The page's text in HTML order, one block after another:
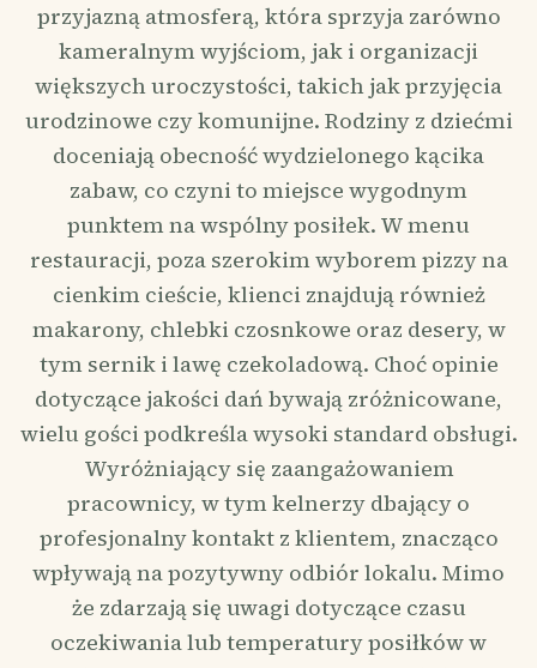
przyjazną atmosferą, która sprzyja zarówno
kameralnym wyjściom, jak i organizacji
większych uroczystości, takich jak przyjęcia
urodzinowe czy komunijne. Rodziny z dziećmi
doceniają obecność wydzielonego kącika
zabaw, co czyni to miejsce wygodnym
punktem na wspólny posiłek. W menu
restauracji, poza szerokim wyborem pizzy na
cienkim cieście, klienci znajdują również
makarony, chlebki czosnkowe oraz desery, w
tym sernik i lawę czekoladową. Choć opinie
dotyczące jakości dań bywają zróżnicowane,
wielu gości podkreśla wysoki standard obsługi.
Wyróżniający się zaangażowaniem
pracownicy, w tym kelnerzy dbający o
profesjonalny kontakt z klientem, znacząco
wpływają na pozytywny odbiór lokalu. Mimo
że zdarzają się uwagi dotyczące czasu
oczekiwania lub temperatury posiłków w